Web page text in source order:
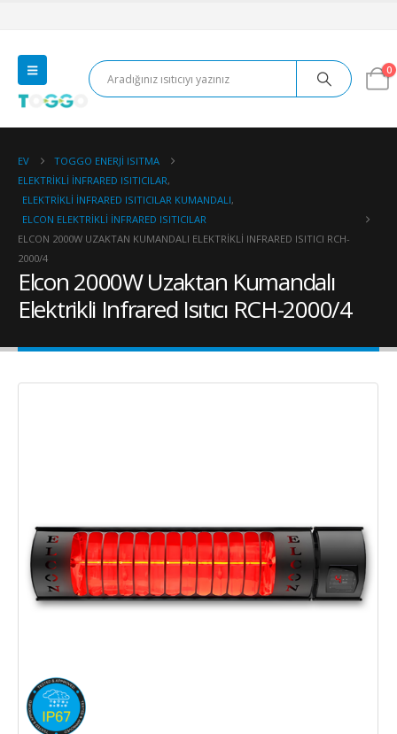
0
EV
TOGGO ENERJI ISITMA
ELEKTRIKLI İNFRARED ISITICILAR,
ELEKTRIKLI İNFRARED ISITICILAR KUMANDALI,
ELCON ELEKTRIKLI İNFRARED ISITICILAR
ELCON 2000W UZAKTAN KUMANDALI ELEKTRIKLI INFRARED ISITICI RCH-
2000/4
Elcon 2000W Uzaktan Kumandalı
Elektrikli Infrared Isıtıcı RCH-2000/4